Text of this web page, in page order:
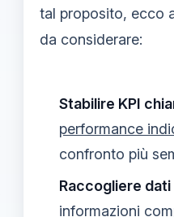
tal proposito, ecco
da considerare:
Stabilire KPI
performance
confronto più
Raccogliere
informazioni